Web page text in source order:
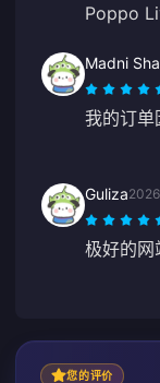
Poppo
Madni
我的订单
Guliza
极好的网
您的评价